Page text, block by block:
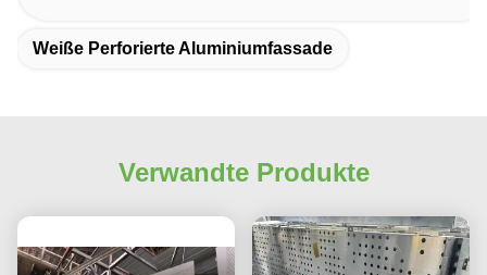
Weiße Perforierte Aluminiumfassade
Verwandte Produkte